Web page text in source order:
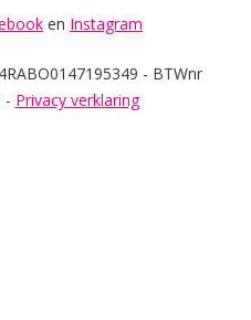
en Instagram
- BTWnr
- Privacy verklaring